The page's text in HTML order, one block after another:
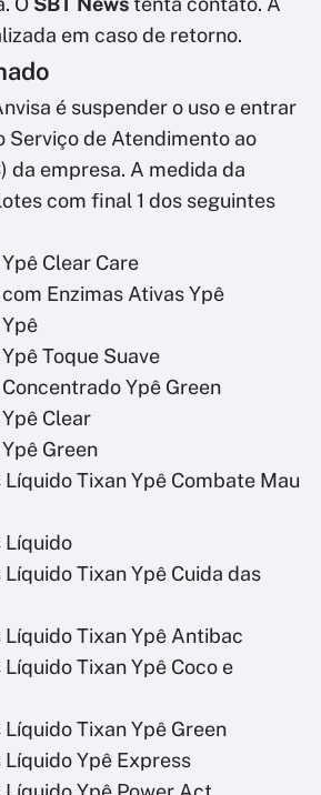
em caso de retorno.
é suspender o uso e entrar
Serviço de Atendimento ao
da empresa. A medida da
com final 1 dos seguintes
Clear Care
Enzimas Ativas Ypê
Toque Suave
Ypê Green
Clear
Green
Tixan Ypê Combate Mau
Líquido
Tixan Ypê Cuida das
Tixan Ypê Antibac
Tixan Ypê Coco e
Tixan Ypê Green
Ypê Express